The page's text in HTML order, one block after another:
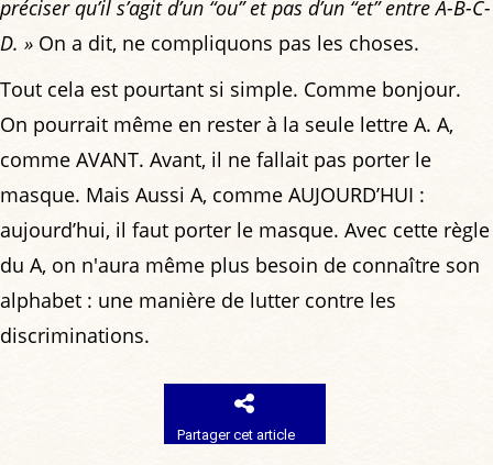
préciser qu’il s’agit d’un “ou” et pas d’un “et” entre A-B-C-
D. » On a dit, ne compliquons pas les choses.
Tout cela est pourtant si simple. Comme bonjour.
On pourrait même en rester à la seule lettre A. A,
comme AVANT. Avant, il ne fallait pas porter le
masque. Mais Aussi A, comme AUJOURD’HUI :
aujourd’hui, il faut porter le masque. Avec cette règle
du A, on n'aura même plus besoin de connaître son
alphabet : une manière de lutter contre les
discriminations.
Partager cet article